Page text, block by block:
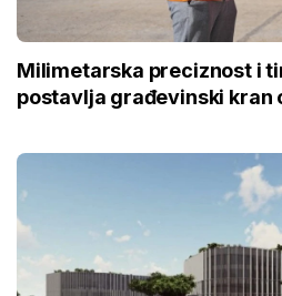
Milimetarska preciznost i
postavlja građevinski kran